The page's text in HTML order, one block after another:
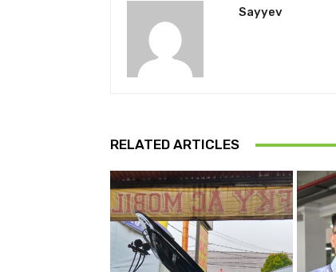
Sayyev
RELATED ARTICLES